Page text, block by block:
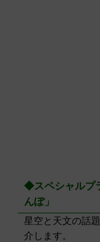
◆スペシャルプ
んぽ」
星空と天文の話
介します。